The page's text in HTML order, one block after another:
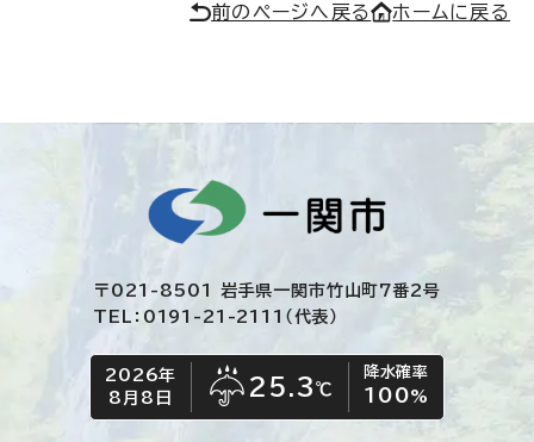
前のページへ戻る ホームに戻る
〒021-8501 岩手県一関市竹山町7番2号
TEL：0191-21-2111（代表）
今日の日付
2026年
8月8日
今日の天気
雨
25.3℃
降水確率
100%